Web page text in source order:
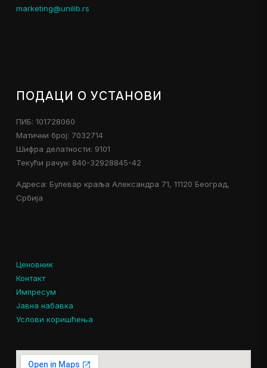
marketing@unilib.rs
ПОДАЦИ О УСТАНОВИ
ПИБ: 101728060
Матични број: 7032714
Шифра делатности: 9101
Текући рачун: 840-32928845-42
Адреса: Булевар краља Александра 71, 11120 Београд,
Србија
Ценовник
Контакт
Импресум
Јавна набавка
Услови коришћења